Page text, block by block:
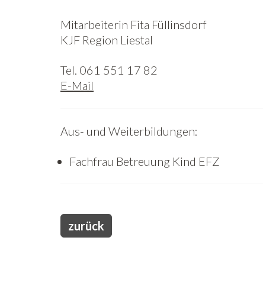
Mitarbeiterin Fita Füllinsdorf
KJF Region Liestal
Tel. 061 551 17 82
E-Mail
Aus- und Weiterbildungen:
Fachfrau Betreuung Kind EFZ
zurück